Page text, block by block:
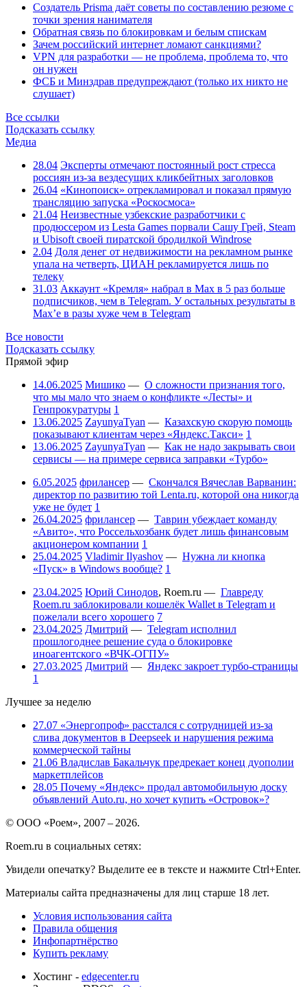
Создатель Prisma даёт советы по составлению резюме с
точки зрения нанимателя
Обратная связь по блокировкам и белым спискам
Зачем российский интернет ломают санкциями?
VPN для разработки — не проблема, проблема то, что
он нужен
ФСБ и Минздрав предупреждают (только их никто не
слушает)
Все ссылки
Подсказать ссылку
Медиа
28.04 Эксперты отмечают постоянный рост стресса
россиян из-за вездесущих кликбейтных заголовков
26.04 «Кинопоиск» отрекламировал и показал прямую
трансляцию запуска «Роскосмоса»
21.04 Неизвестные узбекские разработчики с
продюссером из Lesta Games порвали Сашу Грей, Steam
и Ubisoft своей пиратской бродилкой Windrose
2.04 Доля денег от недвижимости на рекламном рынке
упала на четверть, ЦИАН рекламируется лишь по
телеку
31.03 Аккаунт «Кремля» набрал в Max в 5 раз больше
подписчиков, чем в Telegram. У остальных результаты в
Max’е в разы хуже чем в Telegram
Все новости
Подсказать ссылку
Прямой эфир
14.06.2025 Мишико — О сложности признания того,
что мы мало что знаем о конфликте «Лесты» и
Генпрокуратуры 1
13.06.2025 ZayunyaTyan — Казахскую скорую помощь
показывают клиентам через «Яндекс.Такси» 1
13.06.2025 ZayunyaTyan — Как не надо закрывать свои
сервисы — на примере сервиса заправки «Турбо»
6.05.2025 фрилансер — Скончался Вячеслав Варванин:
директор по развитию той Lenta.ru, которой она никогда
уже не будет 1
26.04.2025 фрилансер — Таврин убеждает команду
«Авито», что Россельхозбанк будет лишь финансовым
акционером компании 1
25.04.2025 Vladimir Ilyashov — Нужна ли кнопка
«Пуск» в Windows вообще? 1
23.04.2025 Юрий Синодов, Roem.ru — Главреду
Roem.ru заблокировали кошелёк Wallet в Telegram и
пожелали всего хорошего 7
23.04.2025 Дмитрий — Telegram исполнил
прошлогоднее решение суда о блокировке
иноагентского «ВЧК-ОГПУ»
27.03.2025 Дмитрий — Яндекс закроет турбо-страницы
1
Лучшее за неделю
27.07 «Энергопроф» расстался с сотрудницей из-за
слива документов в Deepseek и нарушения режима
коммерческой тайны
21.06 Владислав Бакальчук предрекает конец дуополии
маркетплейсов
28.05 Почему «Яндекс» продал автомобильную доску
объявлений Auto.ru, но хочет купить «Островок»?
© ООО «Роем», 2007 – 2026.
Roem.ru в социальных сетях:
Увидели опечатку? Выделите ее в тексте и нажмите Ctrl+Enter.
Материалы сайта предназначены для лиц старше 18 лет.
Условия использования сайта
Правила общения
Инфопартнёрство
Купить рекламу
Хостинг - edgecenter.ru